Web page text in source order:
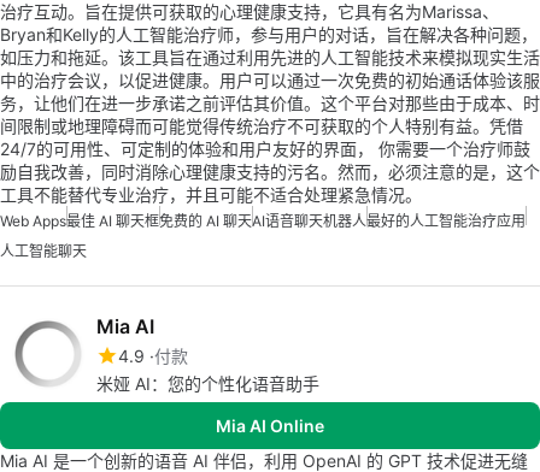
治疗互动。旨在提供可获取的心理健康支持，它具有名为Marissa、
Bryan和Kelly的人工智能治疗师，参与用户的对话，旨在解决各种问题，
如压力和拖延。该工具旨在通过利用先进的人工智能技术来模拟现实生活
中的治疗会议，以促进健康。用户可以通过一次免费的初始通话体验该服
务，让他们在进一步承诺之前评估其价值。这个平台对那些由于成本、时
间限制或地理障碍而可能觉得传统治疗不可获取的个人特别有益。凭借
24/7的可用性、可定制的体验和用户友好的界面， 你需要一个治疗师鼓
励自我改善，同时消除心理健康支持的污名。然而，必须注意的是，这个
工具不能替代专业治疗，并且可能不适合处理紧急情况。
Web Apps最佳 AI 聊天框免费的 AI 聊天AI语音聊天机器人最好的人工智能治疗应用
人工智能聊天
Mia AI
4.9 付款
米娅 AI：您的个性化语音助手
Mia AI Online
Mia AI 是一个创新的语音 AI 伴侣，利用 OpenAI 的 GPT 技术促进无缝